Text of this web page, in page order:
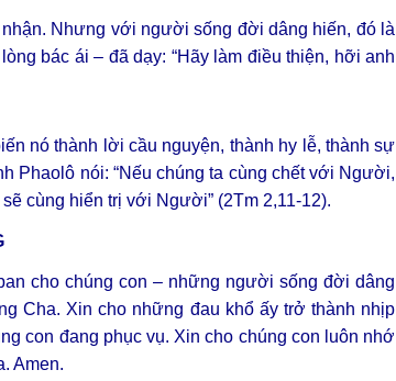
Nhưng với người sống đời dâng hiến, đó là
bác ái – đã dạy: “Hãy làm điều thiện, hỡi anh
nó thành lời cầu nguyện, thành hy lễ, thành sự
Phaolô nói: “Nếu chúng ta cùng chết với Người,
cùng hiển trị với Người” (2Tm 2,11-12).
cho chúng con – những người sống đời dâng
Cha. Xin cho những đau khổ ấy trở thành nhịp
con đang phục vụ. Xin cho chúng con luôn nhớ
Amen.